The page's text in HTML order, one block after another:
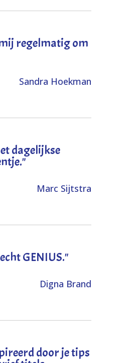
regelmatig om
Sandra Hoekman
dagelijkse
Marc Sijtstra
GENIUS."
Digna Brand
door je tips